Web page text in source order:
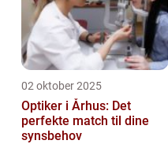
02 oktober 2025
Optiker i Århus: Det
perfekte match til dine
synsbehov